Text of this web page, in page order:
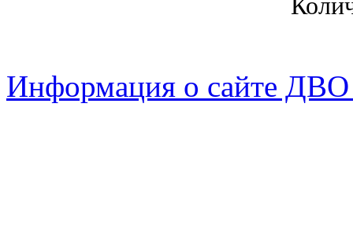
Информация о сайте